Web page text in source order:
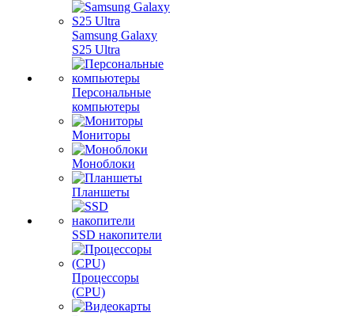
Samsung Galaxy
S25 Ultra
Персональные
компьютеры
Мониторы
Моноблоки
Планшеты
SSD накопители
Процессоры
(CPU)